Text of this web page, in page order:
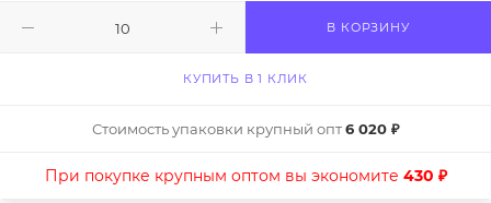
В КОРЗИНУ
КУПИТЬ В 1 КЛИК
Стоимость упаковки крупный опт6 020 ₽
При покупке крупным оптом вы экономите 430 ₽